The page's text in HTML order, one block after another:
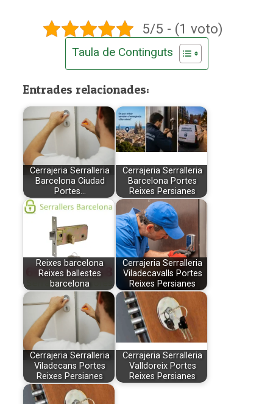
5/5 - (1 voto)
Taula de Continguts
Entrades relacionades:
Cerrajeria Serralleria
Barcelona Ciudad
Portes…
Cerrajeria Serralleria
Barcelona Portes
Reixes Persianes
Reixes barcelona
Reixes ballestes
barcelona
Cerrajeria Serralleria
Viladecavalls Portes
Reixes Persianes
Cerrajeria Serralleria
Viladecans Portes
Reixes Persianes
Cerrajeria Serralleria
Valldoreix Portes
Reixes Persianes